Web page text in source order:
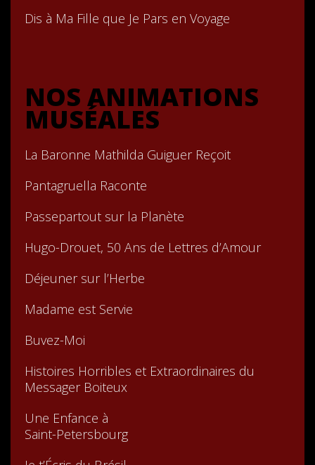
Dis à Ma Fille que Je Pars en Voyage
NOS ANIMATIONS
MUSÉALES
La Baronne Mathilda Guiguer Reçoit
Pantagruella Raconte
Passepartout sur la Planète
Hugo-Drouet, 50 Ans de Lettres d’Amour
Déjeuner sur l’Herbe
Madame est Servie
Buvez-Moi
Histoires Horribles et Extraordinaires du
Messager Boiteux
Une Enfance à
Saint-Petersbourg